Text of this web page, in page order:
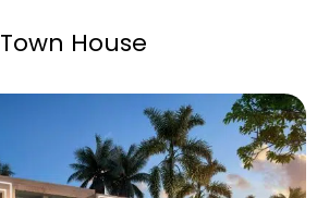
Town House